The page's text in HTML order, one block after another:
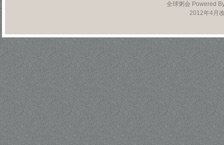
全球粥会 Powered
2012年4月